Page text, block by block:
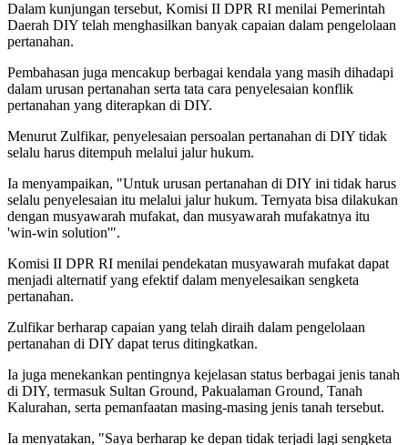
Dalam kunjungan tersebut, Komisi II DPR RI menilai Pemerintah
Daerah DIY telah menghasilkan banyak capaian dalam pengelolaan
pertanahan.
Pembahasan juga mencakup berbagai kendala yang masih dihadapi
dalam urusan pertanahan serta tata cara penyelesaian konflik
pertanahan yang diterapkan di DIY.
Menurut Zulfikar, penyelesaian persoalan pertanahan di DIY tidak
selalu harus ditempuh melalui jalur hukum.
Ia menyampaikan, "Untuk urusan pertanahan di DIY ini tidak harus
selalu penyelesaian itu melalui jalur hukum. Ternyata bisa dilakukan
dengan musyawarah mufakat, dan musyawarah mufakatnya itu
'win-win solution'".
Komisi II DPR RI menilai pendekatan musyawarah mufakat dapat
menjadi alternatif yang efektif dalam menyelesaikan sengketa
pertanahan.
Zulfikar berharap capaian yang telah diraih dalam pengelolaan
pertanahan di DIY dapat terus ditingkatkan.
Ia juga menekankan pentingnya kejelasan status berbagai jenis tanah
di DIY, termasuk Sultan Ground, Pakualaman Ground, Tanah
Kalurahan, serta pemanfaatan masing-masing jenis tanah tersebut.
Ia menyatakan, "Saya berharap ke depan tidak terjadi lagi sengketa